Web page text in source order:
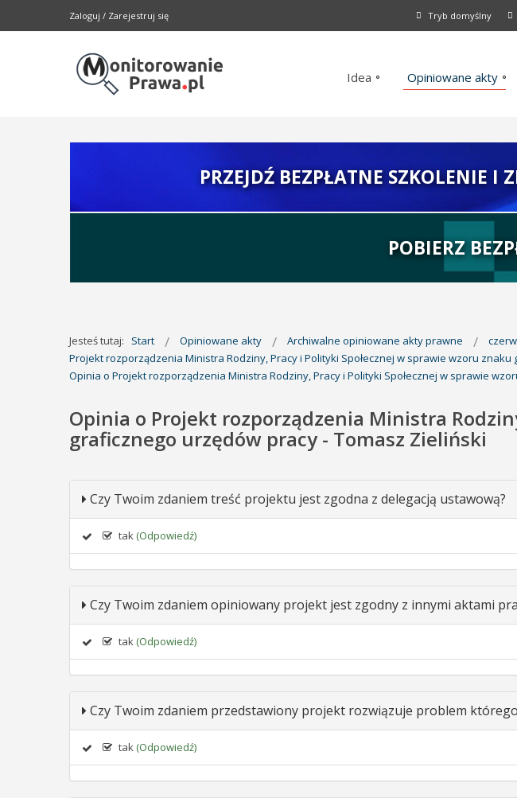
Zaloguj / Zarejestruj się Tryb domyślny
Idea Opiniowane akty
PRZEJDŹ BEZPŁATNE SZKOLENIE I
POBIERZ
Jesteś tutaj: Start Opiniowane akty Archiwalne opiniowane akty prawne
Projekt rozporządzenia Ministra Rodziny, Pracy i Polityki Społecznej w sprawie wzoru
Opinia o Projekt rozporządzenia Ministra Rodziny, Pracy i Polityki Społecznej w sprawie
Opinia o Projekt rozporządzenia Ministra
graficznego urzędów pracy - Tomasz Zieliński
Czy Twoim zdaniem treść projektu jest zgodna z delegacją ustawową?
tak (Odpowiedź)
Czy Twoim zdaniem opiniowany projekt jest zgodny z innymi aktami
tak (Odpowiedź)
Czy Twoim zdaniem przedstawiony projekt rozwiązuje problem
tak (Odpowiedź)